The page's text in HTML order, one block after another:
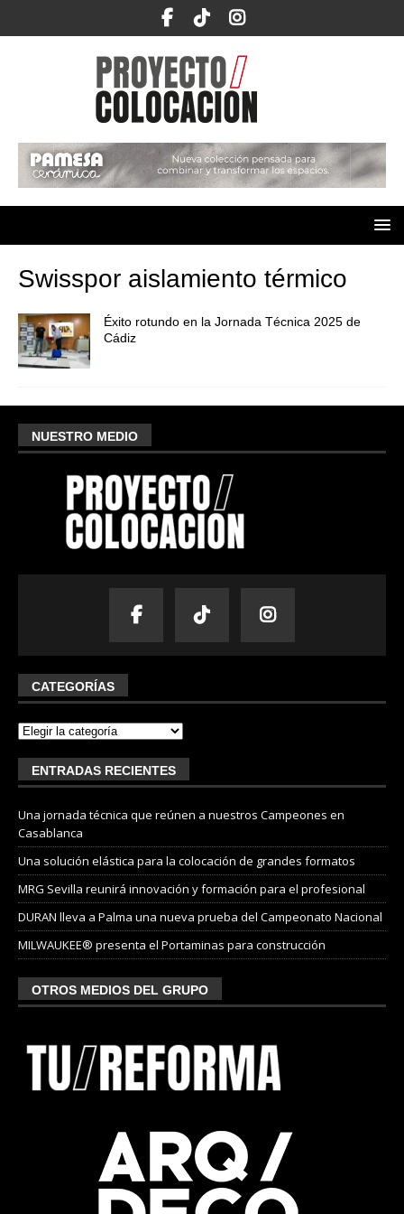
Swisspor aislamiento térmico
Éxito rotundo en la Jornada Técnica 2025 de
Cádiz
NUESTRO MEDIO
CATEGORÍAS
ENTRADAS RECIENTES
Una jornada técnica que reúnen a nuestros Campeones en
Casablanca
Una solución elástica para la colocación de grandes formatos
MRG Sevilla reunirá innovación y formación para el profesional
DURAN lleva a Palma una nueva prueba del Campeonato Nacional
MILWAUKEE® presenta el Portaminas para construcción
OTROS MEDIOS DEL GRUPO